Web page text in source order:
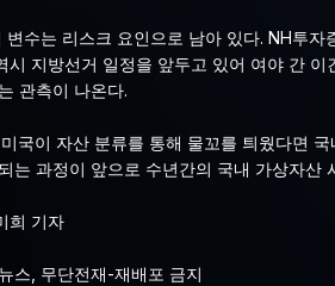
수는 리스크 요인으로 남아 있다. NH투
시 지방선거 일정을 앞두고 있어 여야 간
관측이 나온다.
국이 자산 분류를 통해 물꼬를 틔웠다면
는 과정이 앞으로 수년간의 국내 가상자산
희 기자
스, 무단전재-재배포 금지